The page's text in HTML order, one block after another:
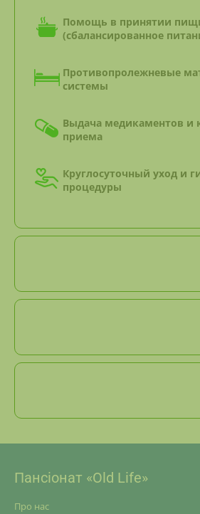
Помощь в принятии
(сбалансированное
Противопролежневые
системы
Выдача медикаментов и
приема
Круглосуточный уход и
процедуры
Пансіонат «Old Life»
Про нас